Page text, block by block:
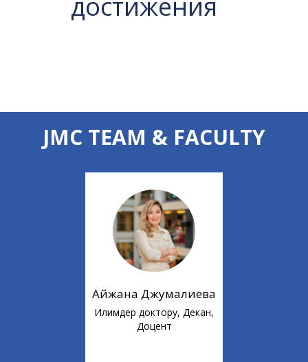
JMC TEAM & FACULTY
Айжана Джумалиева
Илимдер доктору, Декан,
Доцент